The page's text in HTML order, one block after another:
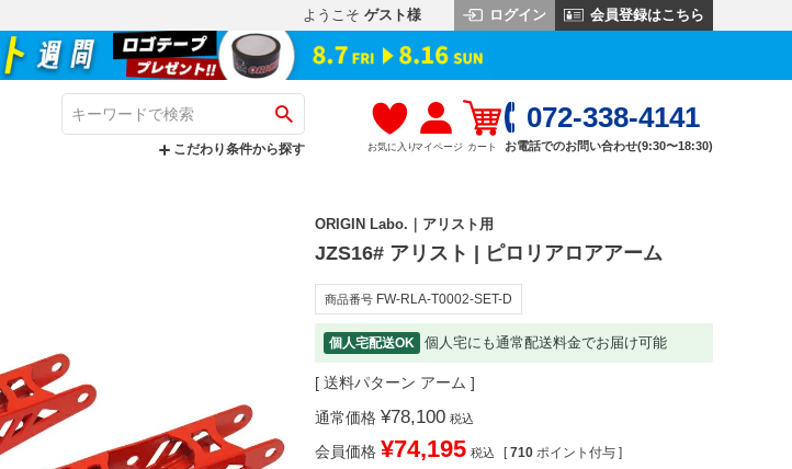
ようこそ ゲスト様 ログイン 会員登録はこちら
こだわり条件から探す お気に入りマイページ カート
072-338-4141
お電話でのお問い合わせ(9:30〜18:30)
ORIGIN Labo.｜アリスト用
JZS16# アリスト | ピロリアロアアーム
商品番号 FW-RLA-T0002-SET-D
個人宅配送OK 個人宅にも通常配送料金でお届け可能
送料パターン アーム
通常価格 ¥78,100 税込
会員価格 ¥74,195 税込 [ 710 ポイント付与 ]